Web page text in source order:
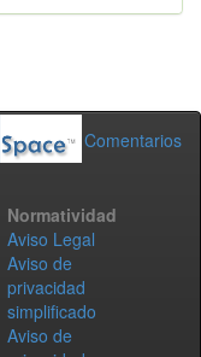
Comentarios
Normatividad
Aviso Legal
Aviso de
privacidad
simplificado
Aviso de